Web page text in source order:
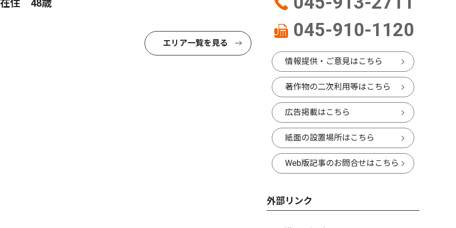
住 48歳
エリア一覧を見る
045-910-1120
情報提供・ご意見はこちら
著作物の二次利用等はこちら
広告掲載はこちら
紙面の設置場所はこちら
Web版記事のお問合せはこちら
外部リンク